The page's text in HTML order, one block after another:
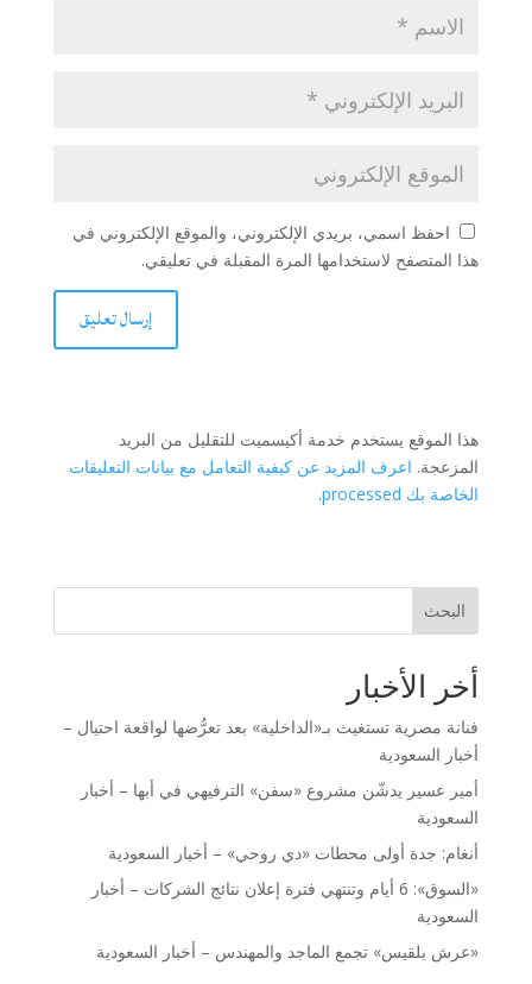
احفظ اسمي، بريدي الإلكتروني، والموقع الإلكتروني في
هذا المتصفح لاستخدامها المرة المقبلة في تعليقي.
هذا الموقع يستخدم خدمة أكيسميت للتقليل من البريد
المزعجة. اعرف المزيد عن كيفية التعامل مع بيانات التعليقات
الخاصة بك processed
.
البحث
أخر الأخبار
فنانة مصرية تستغيث بـ«الداخلية» بعد تعرُّضها لواقعة احتيال –
أخبار السعودية
أمير عسير يدشّن مشروع «سفن» الترفيهي في أبها – أخبار
السعودية
أنغام: جدة أولى محطات «دي روحي» – أخبار السعودية
«السوق»: 6 أيام وتنتهي فترة إعلان نتائج الشركات – أخبار
السعودية
«عرش بلقيس» تجمع الماجد والمهندس – أخبار السعودية